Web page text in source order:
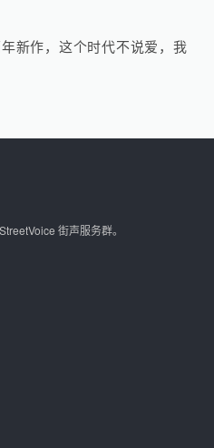
新作，这个时代不说爱，我
街声服务群。